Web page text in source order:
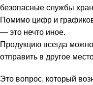
безопасные службы
Помимо цифр и
— это нечто иное.
Продукцию всегда
отправить в другое
Это вопрос, который